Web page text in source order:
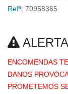
Refª: 70958365
ENCOMENDAS
DANOS
PROMETEMOS